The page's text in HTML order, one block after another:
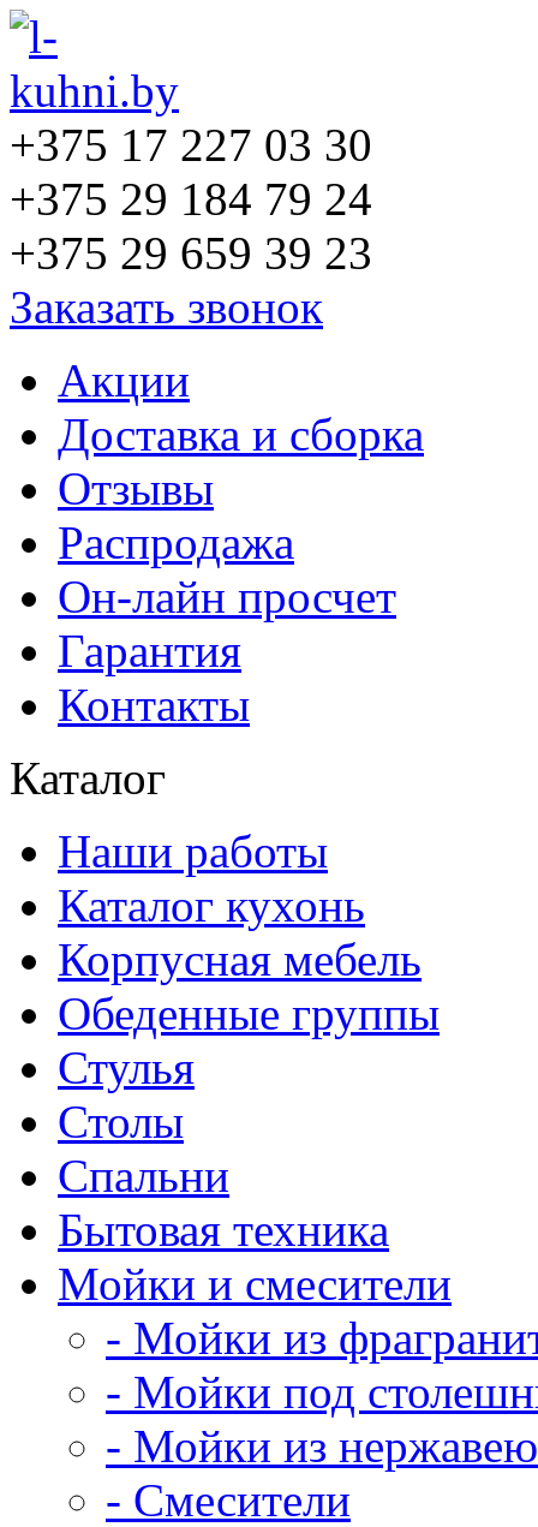
+375 17 227 03 30
+375 29 184 79 24
+375 29 659 39 23
Заказать звонок
Акции
Доставка и сборка
Отзывы
Распродажа
Он-лайн просчет
Гарантия
Контакты
Каталог
Наши работы
Каталог кухонь
Корпусная мебель
Обеденные группы
Стулья
Столы
Спальни
Бытовая техника
Мойки и смесители
- Мойки из
- Мойки под
- Мойки из
- Смесители